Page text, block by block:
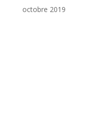
octobre 2019